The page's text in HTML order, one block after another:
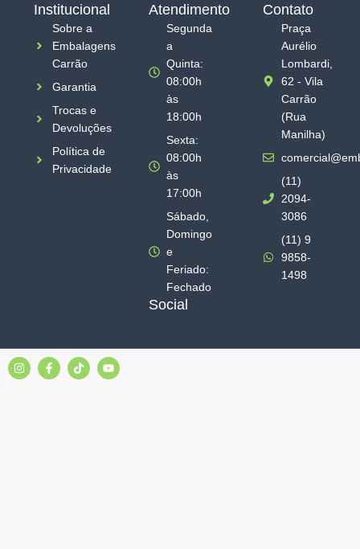
Institucional
Sobre a
Embalagens
Carrão
Garantia
Trocas e
Devoluções
Política de
Privacidade
Atendimento
Segunda
a
Quinta:
08:00h
às
18:00h
Sexta:
08:00h
às
17:00h
Sábado,
Domingo
e
Feriado:
Fechado
Social
Contato
Praça
Aurélio
Lombardi,
62 - Vila
Carrão
(Rua
Manilha)
(11)
2094-
3086
(11) 9
9858-
1498